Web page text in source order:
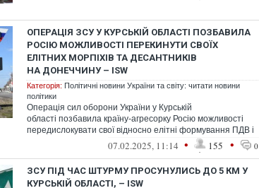
ОПЕРАЦІЯ ЗСУ У КУРСЬКІЙ ОБЛАСТІ ПОЗБАВИЛА
РОСІЮ МОЖЛИВОСТІ ПЕРЕКИНУТИ СВОЇХ
ЕЛІТНИХ МОРПІХІВ ТА ДЕСАНТНИКІВ
НА ДОНЕЧЧИНУ – ISW
Категорія: Політичні новини України та світу: читати новини
політики
Операція сил оборони України у Курській
області позбавила країну-агресорку Росію можливості
передислокувати свої відносно елітні формування ПДВ і
07.02.2025, 11:14 • 155 • 0
ЗСУ ПІД ЧАС ШТУРМУ ПРОСУНУЛИСЬ ДО 5 КМ У
КУРСЬКІЙ ОБЛАСТІ, – ISW